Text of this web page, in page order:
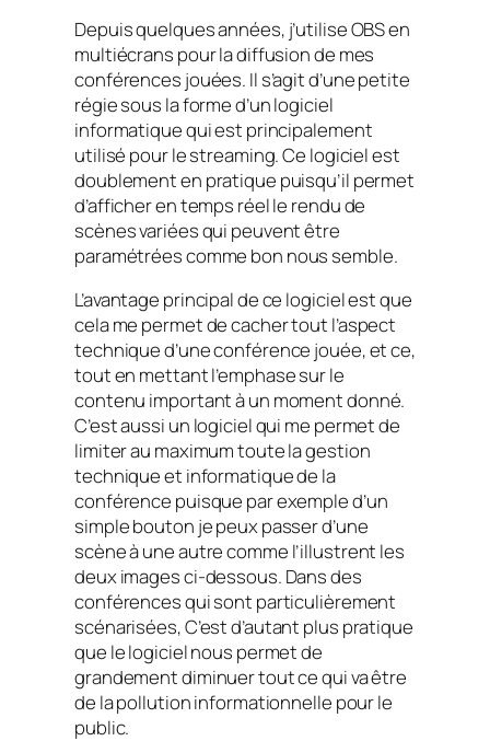
Depuis quelques années, j’utilise OBS en
multiécrans pour la diffusion de mes
conférences jouées. Il s’agit d’une petite
régie sous la forme d’un logiciel
informatique qui est principalement
utilisé pour le streaming. Ce logiciel est
doublement en pratique puisqu’il permet
d’afficher en temps réel le rendu de
scènes variées qui peuvent être
paramétrées comme bon nous semble.
L’avantage principal de ce logiciel est que
cela me permet de cacher tout l’aspect
technique d’une conférence jouée, et ce,
tout en mettant l’emphase sur le
contenu important à un moment donné.
C’est aussi un logiciel qui me permet de
limiter au maximum toute la gestion
technique et informatique de la
conférence puisque par exemple d’un
simple bouton je peux passer d’une
scène à une autre comme l’illustrent les
deux images ci-dessous. Dans des
conférences qui sont particulièrement
scénarisées, C’est d’autant plus pratique
que le logiciel nous permet de
grandement diminuer tout ce qui va être
de la pollution informationnelle pour le
public.